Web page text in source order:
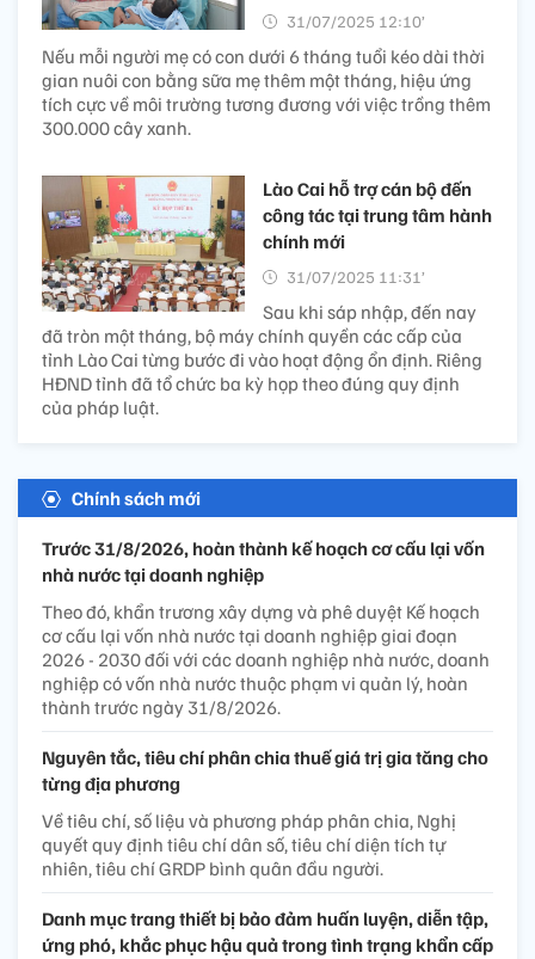
31/07/2025 12:10’
Nếu mỗi người mẹ có con dưới 6 tháng tuổi kéo dài thời
gian nuôi con bằng sữa mẹ thêm một tháng, hiệu ứng
tích cực về môi trường tương đương với việc trồng thêm
300.000 cây xanh.
Lào Cai hỗ trợ cán bộ đến
công tác tại trung tâm hành
chính mới
31/07/2025 11:31’
Sau khi sáp nhập, đến nay
đã tròn một tháng, bộ máy chính quyền các cấp của
tỉnh Lào Cai từng bước đi vào hoạt động ổn định. Riêng
HĐND tỉnh đã tổ chức ba kỳ họp theo đúng quy định
của pháp luật.
Chính sách mới
Trước 31/8/2026, hoàn thành kế hoạch cơ cấu lại vốn
nhà nước tại doanh nghiệp
Theo đó, khẩn trương xây dựng và phê duyệt Kế hoạch
cơ cấu lại vốn nhà nước tại doanh nghiệp giai đoạn
2026 - 2030 đối với các doanh nghiệp nhà nước, doanh
nghiệp có vốn nhà nước thuộc phạm vi quản lý, hoàn
thành trước ngày 31/8/2026.
Nguyên tắc, tiêu chí phân chia thuế giá trị gia tăng cho
từng địa phương
Về tiêu chí, số liệu và phương pháp phân chia, Nghị
quyết quy định tiêu chí dân số, tiêu chí diện tích tự
nhiên, tiêu chí GRDP bình quân đầu người.
Danh mục trang thiết bị bảo đảm huấn luyện, diễn tập,
ứng phó, khắc phục hậu quả trong tình trạng khẩn cấp